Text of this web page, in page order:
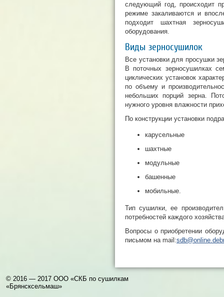
следующий год, происходит
режиме закаливаются и
подходит шахтная
оборудования.
Виды зерносушилок
Все установки для просушки
В поточных зерносушилках
циклических установок
по объему и
небольших порций зерна.
нужного уровня влажности
По конструкции установки
карусельные
шахтные
модульные
башенные
мобильные.
Тип сушилки, ее
потребностей каждого
Вопросы о приобретении
письмом на mail:
© 2016 — 2017 ООО «СКБ по сушилкам
«Брянсксельмаш»